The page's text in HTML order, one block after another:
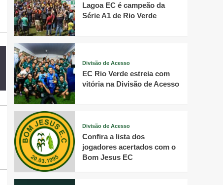
Lagoa EC é campeão da
Série A1 de Rio Verde
Divisão de Acesso
EC Rio Verde estreia com
vitória na Divisão de Acesso
Divisão de Acesso
Confira a lista dos
jogadores acertados com o
Bom Jesus EC